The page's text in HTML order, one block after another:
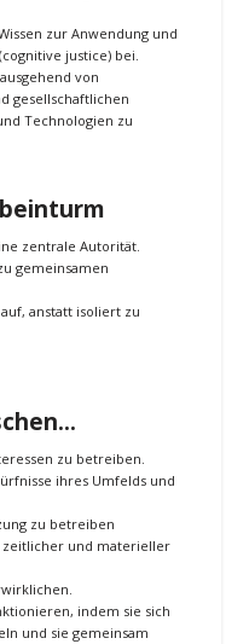
zur Anwendung und
justice) bei.
von
gesellschaftlichen
Technologien zu
zentrale Autorität.
gemeinsamen
anstatt isoliert zu
zu betreiben.
ihres Umfelds und
zu betreiben
und materieller
indem sie sich
und sie gemeinsam